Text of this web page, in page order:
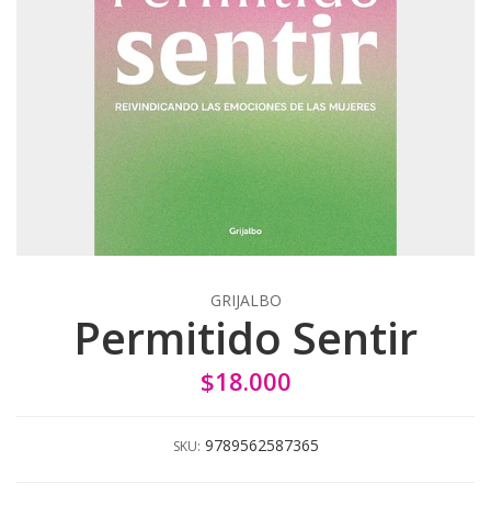
GRIJALBO
Permitido Sentir
$18.000
SKU: 9789562587365